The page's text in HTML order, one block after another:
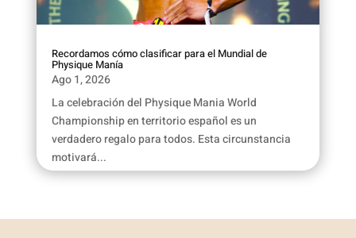
Recordamos cómo clasificar para el Mundial de
Physique Manía
Ago 1, 2026
La celebración del Physique Mania World
Championship en territorio español es un
verdadero regalo para todos. Esta circunstancia
motivará...